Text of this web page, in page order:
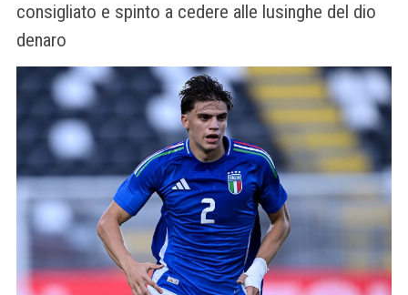
consigliato e spinto a cedere alle lusinghe del dio
denaro